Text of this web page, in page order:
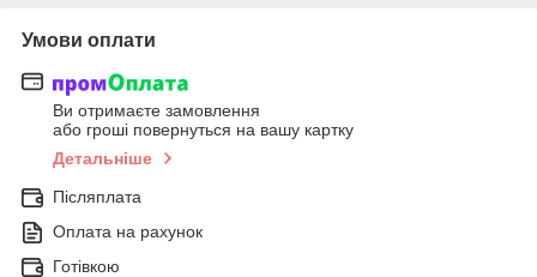
Умови оплати
Ви отримаєте замовлення
або гроші повернуться на вашу картку
Детальніше
Післяплата
Оплата на рахунок
Готівкою